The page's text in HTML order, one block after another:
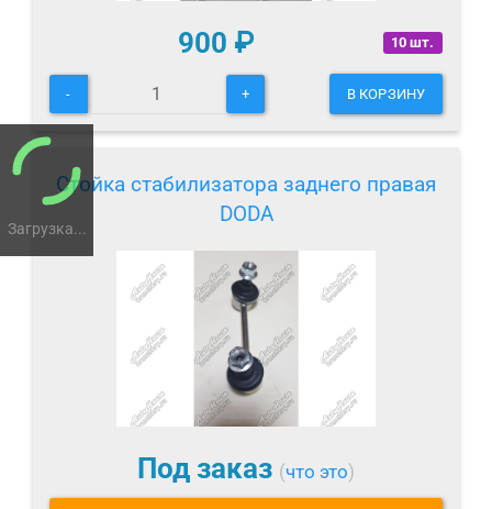
Загрузка...
10 шт.
900 ₽
- + В КОРЗИНУ
Стойка стабилизатора заднего правая
DODA
Под заказ (что это)